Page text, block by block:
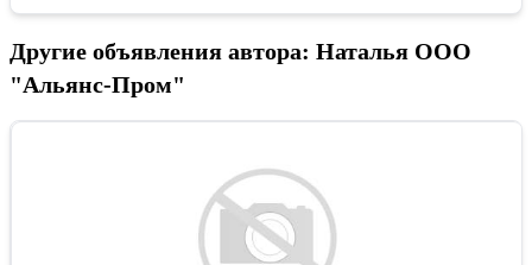
Другие объявления автора: Наталья ООО
"Альянс-Пром"